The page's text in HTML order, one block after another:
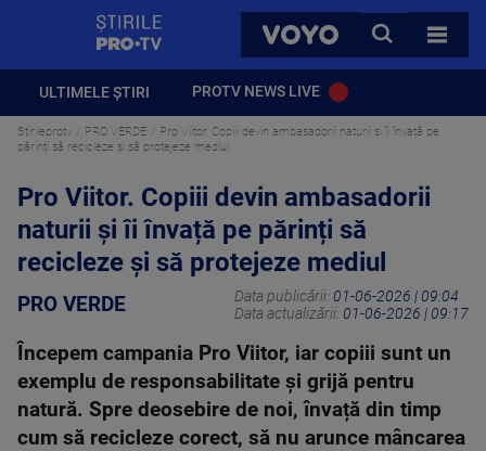
VOYO
CAUTA
TOATE
ULTIMELE ȘTIRI PROTV NEWS LIVE
Stirileprotv PRO VERDE
Pro Viitor. Copiii devin ambasadorii naturii și îi învață pe
părinți să recicleze și să protejeze mediul
Pro Viitor. Copiii devin ambasadorii
naturii și îi învață pe părinți să
recicleze și să protejeze mediul
PRO VERDE Data publicării: 01-06-2026 | 09:04
Data actualizării: 01-06-2026 | 09:17
Începem campania Pro Viitor, iar copiii sunt un
exemplu de responsabilitate și grijă pentru
natură. Spre deosebire de noi, învață din timp
cum să recicleze corect, să nu arunce mâncarea